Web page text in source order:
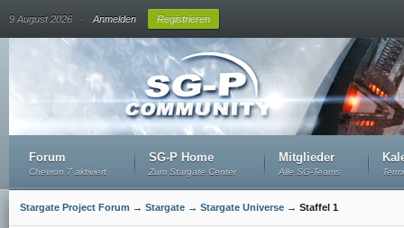
9 August 2026 . Anmelden Registrieren
Forum
Chevron 7 aktiviert
SG-P Home
Zum Stargate Center
Mitglieder
Alle SG-Teams
Stargate Project Forum → Stargate → Stargate Universe → Staffel 1